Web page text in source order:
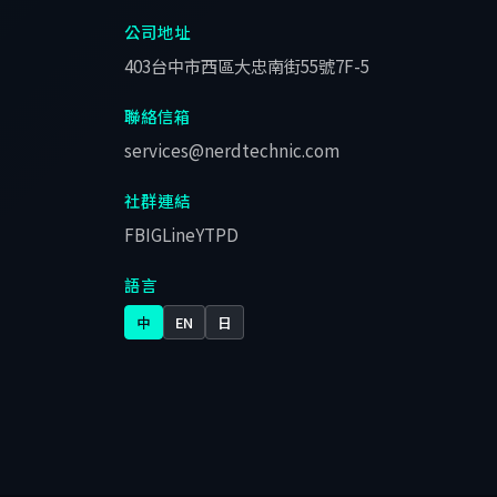
公司地址
403台中市西區大忠南街55號7F-5
聯絡信箱
services@nerdtechnic.com
社群連結
FBIGLineYTPD
語言
中 EN 日